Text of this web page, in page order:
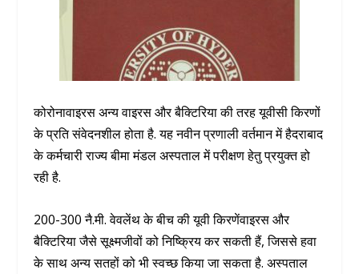
कोरोनावाइरस अन्य वाइरस और बैक्टिरिया की तरह यूवीसी किरणों
के प्रति संवेदनशील होता है. यह नवीन प्रणाली वर्तमान में हैदराबाद
के कर्मचारी राज्य बीमा मंडल अस्पताल में परीक्षण हेतु प्रयुक्त हो
रही है.
200-300 नै.मी. वेवलेंथ के बीच की यूवी किरणेंवाइरस और
बैक्टिरिया जैसे सूक्ष्मजीवों को निष्क्रिय कर सकती हैं, जिससे हवा
के साथ अन्य सतहों को भी स्वच्छ किया जा सकता है. अस्पताल